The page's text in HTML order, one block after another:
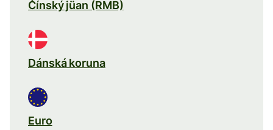
Čínský jüan (RMB)
Dánská koruna
Euro